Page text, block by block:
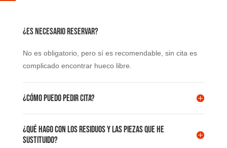
¿Es necesario reservar?
No es obligatorio, pero sí es recomendable, sin cita es
complicado encontrar hueco libre.
¿Cómo puedo pedir cita?
¿Qué hago con los residuos y las piezas que he
sustituido?